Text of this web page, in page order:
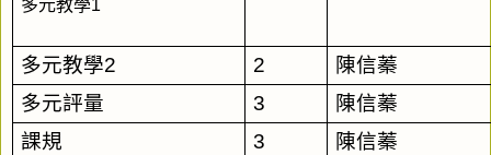
多元教學1
多元教學2 2
陳信蓁
多元評量
3
陳信蓁
課規
3 陳信蓁